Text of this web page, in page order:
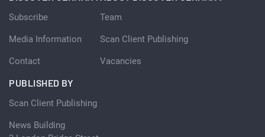
Subscribe
Media Information
Contact
Team
Scan Client Publishing
Vacancies
PUBLISHED BY
Scan Client Publishing
News Building